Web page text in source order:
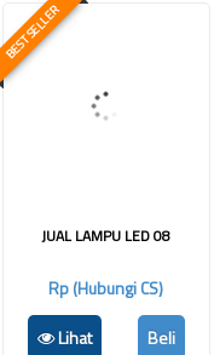
BEST SELLER
JUAL LAMPU LED 08
Rp (Hubungi CS)
Lihat
Beli